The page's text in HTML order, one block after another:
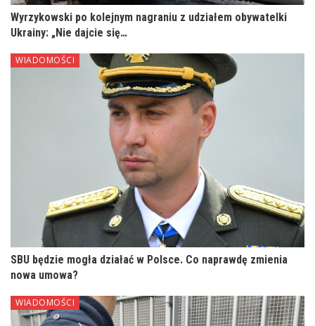
Wyrzykowski po kolejnym nagraniu z udziałem obywatelki
Ukrainy: „Nie dajcie się…
WIADOMOŚCI
SBU będzie mogła działać w Polsce. Co naprawdę zmienia
nowa umowa?
WIADOMOŚCI